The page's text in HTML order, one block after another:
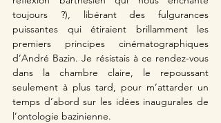
toujours ?), libérant des fulgurances
puissantes qui étiraient brillamment les
premiers principes cinématographiques
d’André Bazin. Je résistais à ce rendez-vous
dans la chambre claire, le repoussant
seulement à plus tard, pour m’attarder un
temps d’abord sur les idées inaugurales de
l’ontologie bazinienne.